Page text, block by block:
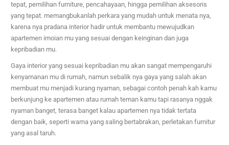
tepat, pemilihan furniture, pencahayaan, hingga pemilihan aksesoris
yang tepat. memangbukanlah perkara yang mudah untuk menata nya,
karena nya pradana interior hadir untuk membantu mewujudkan
apartemen imoian mu yang sesuai dengan keinginan dan juga
kepribadian mu.
Gaya interior yang sesuai kepribadian mu akan sangat mempengaruhi
kenyamanan mu di rumah, namun sebalik nya gaya yang salah akan
membuat mu menjadi kurang nyaman, sebagai contoh penah kah kamu
berkunjung ke apartemen atau rumah teman kamu tapi rasanya nggak
nyaman banget, terasa banget kalau apartemen nya tidak tertata
dengan baik, seperti warna yang saling bertabrakan, perletakan furnitur
yang asal taruh.